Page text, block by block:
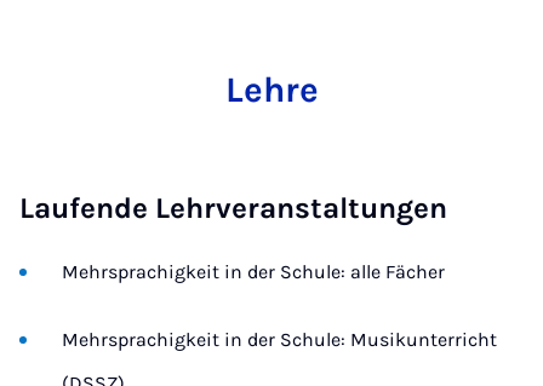
Lehre
Laufende Lehrveranstaltungen
Mehrsprachigkeit in der Schule: alle Fächer
Mehrsprachigkeit in der Schule: Musikunterricht